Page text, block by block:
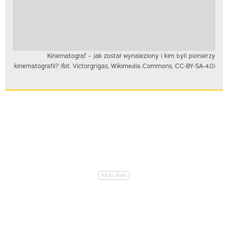
Kinematograf – jak został wynaleziony i kim byli pionierzy
kinematografii? (fot. Victorgrigas, Wikimedia Commons, CC-BY-SA-4.0)